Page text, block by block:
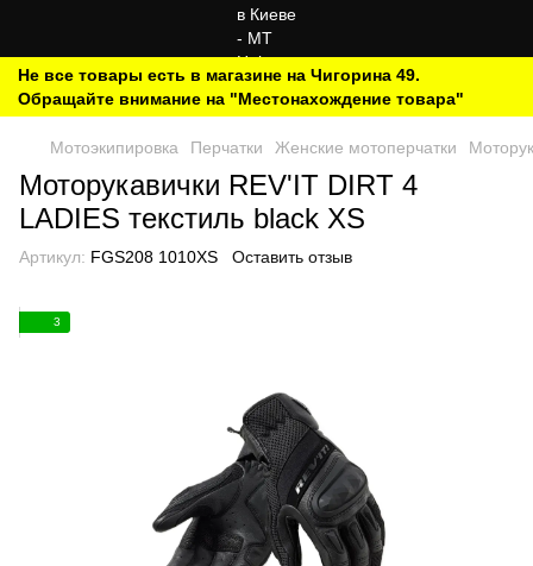
Не все товары есть в магазине на Чигорина 49.
Обращайте внимание на "Местонахождение товара"
Мотоэкипировка Перчатки Женские мотоперчатки
Моторукавички REV'IT DIRT 4
LADIES текстиль black XS
Артикул: FGS208 1010XS Оставить отзыв
3